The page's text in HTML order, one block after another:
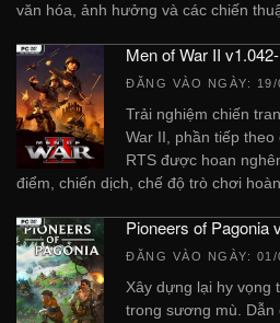
văn hóa, ảnh hưởng và các chiến
Men of War II
ĐĂNG VÀO NGÀY:
Trải nghiệm chiến
War II, phần tiếp
RTS được hoan
điểm, chiến dịch, chế độ trò chơi
Pioneers of Pagonia
ĐĂNG VÀO NGÀY: 01/
Xây dựng lại hy vọng
trong sương mù.